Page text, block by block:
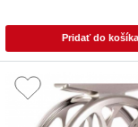
Pridať do košíka